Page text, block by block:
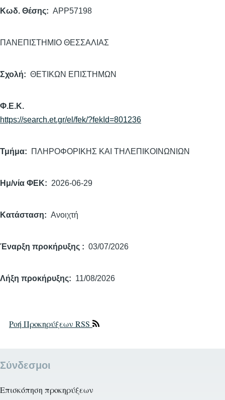
Κωδ. Θέσης APP57198
ΠΑΝΕΠΙΣΤΗΜΙΟ ΘΕΣΣΑΛΙΑΣ
Σχολή ΘΕΤΙΚΩΝ ΕΠΙΣΤΗΜΩΝ
Φ.Ε.Κ.
https://search.et.gr/el/fek/?fekId=801236
Τμήμα ΠΛΗΡΟΦΟΡΙΚΗΣ ΚΑΙ ΤΗΛΕΠΙΚΟΙΝΩΝΙΩΝ
Ημ/νία ΦΕΚ 2026-06-29
Κατάσταση Ανοιχτή
Έναρξη προκήρυξης 03/07/2026
Λήξη προκήρυξης 11/08/2026
Ροή Προκηρύξεων RSS
Σύνδεσμοι
Επισκόπηση προκηρύξεων